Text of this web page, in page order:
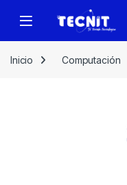
Inicio Computación